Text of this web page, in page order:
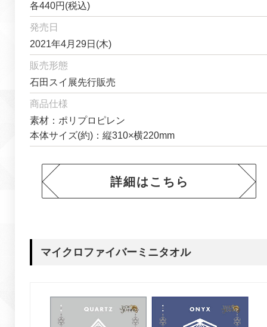
各440円(税込)
発売日
2021年4月29日(木)
販売形態
石田スイ展先行販売
商品仕様
素材：ポリプロピレン
本体サイズ(約)：縦310×横220mm
詳細はこちら
マイクロファイバーミニタオル